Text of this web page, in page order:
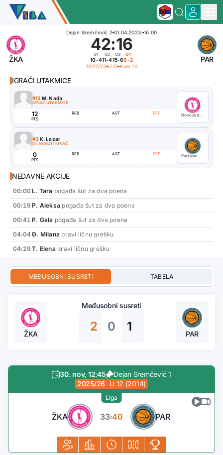
Dejan Sremčević 2 01.04.2023. 16:00
ŽKA
42:16
Q1
10-4
Q2
11-4
Q3
15-6
Q4
6-2 PAR
2022/23 U 13 Kolo 10
IGRAČI UTAKMICE
#13 M. Nađa
IGRAČ UTAKMICE
12
PTS
REB AST EFF Novosadska ŽKA
#3 K. Lazar
ISTAKNUTI IGRAČ
0
PTS
REB AST EFF Partizan ŠID
NEDAVNE AKCIJE
00:00 L. Tara pogađa šut za dva poena
00:19 P. Aleksa pogađa šut za dva poena
00:41 P. Gala pogađa šut za dva poena
04:04Đ. Milana pravi ličnu grešku
04:29 T. Elena pravi ličnu grešku
MEĐUSOBNI SUSRETI TABELA
ŽKA
Međusobni susreti
2 0 1
PAR
30. nov, 12:45
Dejan Sremčević 1
2025/26
U 12 (2014)
ŽKA 33:40 PAR
Liga